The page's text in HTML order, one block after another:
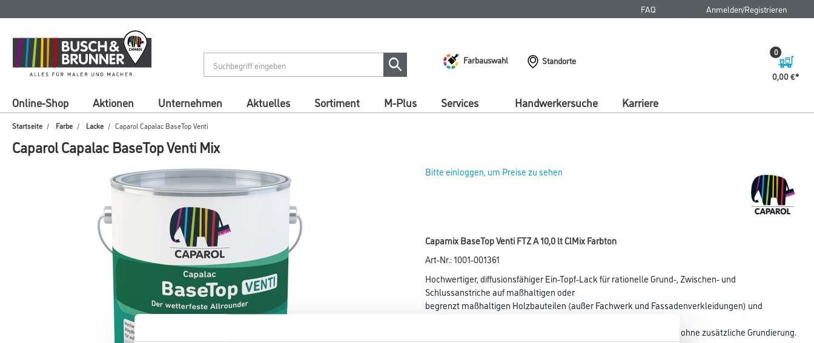
springen
springen
FAQ Anmelden/Registrieren
Farbauswahl
Standorte
0,00 €
0
Online-Shop Aktionen Unternehmen Aktuelles Sortiment M-Plus Services Handwerkersuche Karriere
Startseite Farbe Lacke Caparol Capalac BaseTop Venti
Caparol Capalac BaseTop Venti Mix
Bitte einloggen, um Preise zu sehen
Capamix BaseTop Venti FTZ A 10,0 lt ClMix Farbton
Art-Nr.:1001-001361
Hochwertiger, diffusionsfähiger Ein-Topf-Lack für rationelle Grund-, Zwischen- und
Schlussanstriche auf maßhaltigen oder
begrenzt maßhaltigen Holzbauteilen (außer Fachwerk und Fassadenverkleidungen) und
Bestens geeignet für die Renovierung auf bestehenden Anstrichen ohne zusätzliche Grundierung.